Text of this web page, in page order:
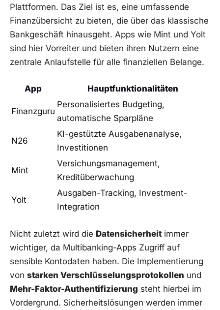
Plattformen. Das Ziel ist es, eine umfassende
Finanzübersicht zu bieten, die über das klassische
Bankgeschäft hinausgeht. Apps wie Mint und Yolt
sind hier Vorreiter und bieten ihren Nutzern eine
zentrale Anlaufstelle für alle finanziellen Belange.
App Hauptfunktionalitäten
Finanzguru
Personalisiertes Budgeting,
automatische Sparpläne
N26
KI-gestützte Ausgabenanalyse,
Investitionen
Mint
Versichungsmanagement,
Kreditüberwachung
Yolt
Ausgaben-Tracking, Investment-
Integration
Nicht zuletzt wird die Datensicherheitimmer
wichtiger, da Multibanking-Apps Zugriff auf
sensible Kontodaten haben. Die Implementierung
von starken Verschlüsselungsprotokollen und
Mehr-Faktor-Authentifizierung steht hierbei im
Vordergrund. Sicherheitslösungen werden immer